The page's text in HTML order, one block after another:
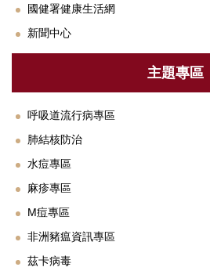
聯絡我們
國健署健康生活網
新聞中心
主題專區
呼吸道流行病專區
肺結核防治
水痘專區
麻疹專區
M痘專區
非洲豬瘟資訊專區
茲卡病毒